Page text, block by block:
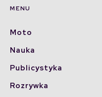
MENU
Moto
Nauka
Publicystyka
Rozrywka